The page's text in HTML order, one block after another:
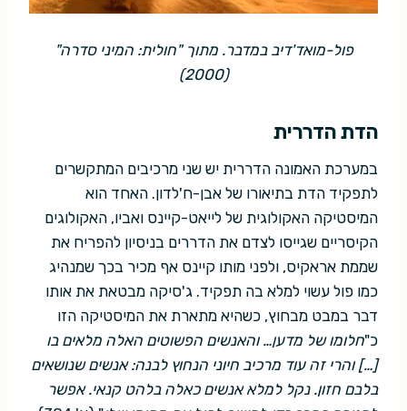
פול-מואד'דיב במדבר. מתוך "חולית: המיני סדרה"
(2000)
הדת הדררית
במערכת האמונה הדררית יש שני מרכיבים המתקשרים
לתפקיד הדת בתיאורו של אבן-ח'לדון. האחד הוא
המיסטיקה האקולוגית של לייאט-קיינס ואביו, האקולוגים
הקיסריים שגייסו לצדם את הדררים בניסיון להפריח את
שממת אראקיס, ולפני מותו קיינס אף מכיר בכך שמנהיג
כמו פול עשוי למלא בה תפקיד. ג'סיקה מבטאת את אותו
דבר במבט מבחוץ, כשהיא מתארת את המיסטיקה הזו
כ"חלומו של מדען… והאנשים הפשוטים האלה מלאים בו
[…] והרי זה עוד מרכיב חיוני הנחוץ לבנה: אנשים שנושאים
בלבם חזון. נקל למלא אנשים כאלה בלהט קנאי. אפשר